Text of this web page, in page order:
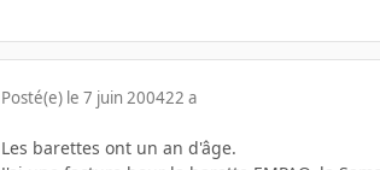
Posté(e) le 7 juin 200422 a
Les barettes ont un an d'âge.